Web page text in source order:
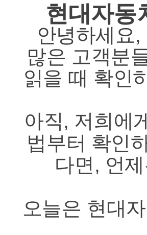
현대자동
안녕하세요
많은 고객분
읽을 때 확인
아직, 저희에
법부터 확인
다면, 언
오늘은 현대